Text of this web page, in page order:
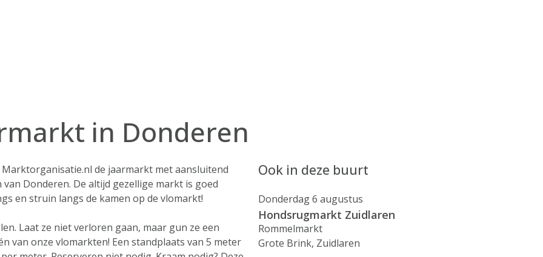
in Donderen
de jaarmarkt met aansluitend
Donderen. De altijd gezellige markt is goed
en struin langs de kamen op de vlomarkt!
Laat ze niet verloren gaan, maar gun ze een
van onze vlomarkten! Een standplaats van 5 meter
Ook in deze buurt
Donderdag 6 augustus
Hondsrugmarkt Zuidlaren
Rommelmarkt
Grote Brink, Zuidlaren